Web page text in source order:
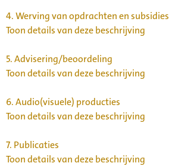
4.Werving van opdrachten en subsidies
Toon details van deze beschrijving
5.Advisering/beoordeling
Toon details van deze beschrijving
6.Audio(visuele) producties
Toon details van deze beschrijving
7. Publicaties
Toon details van deze beschrijving